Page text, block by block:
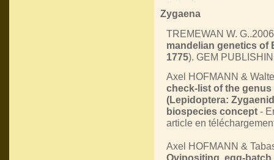
Zygaena
TREMEWAN W.
mandelian genetics of
1775). GEM
Axel HOFMANN &
check-list of the
(Lepidoptera:
biospecies concept -
article en
Axel HOFMANN &
Ovipositing, egg-